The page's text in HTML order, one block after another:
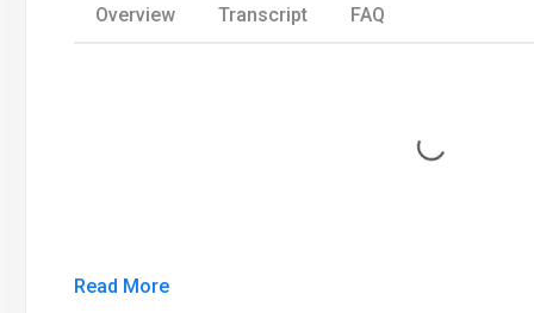
Overview Transcript FAQ
Loading...
Read More